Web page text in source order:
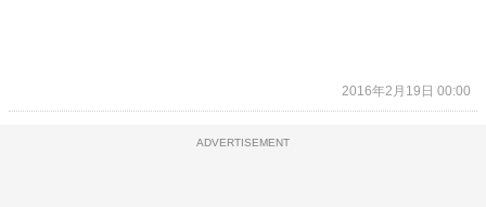
2016年2月19日 00:00
ADVERTISEMENT